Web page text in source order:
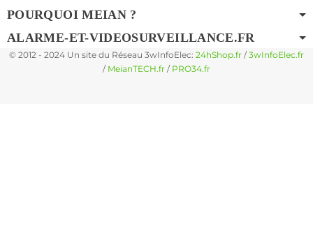
POURQUOI MEIAN ?
ALARME-ET-VIDEOSURVEILLANCE.FR
© 2012 - 2024 Un site du Réseau 3wInfoElec: 24hShop.fr /3wInfoElec.fr
/ MeianTECH.fr / PRO34.fr